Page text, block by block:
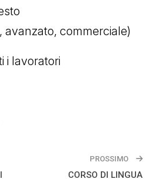
avanzato, commerciale)
i lavoratori
PROSSIMO
CORSO DI LINGUA